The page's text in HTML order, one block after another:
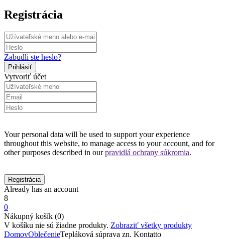
Registrácia
Zabudli ste heslo?
Vytvoriť účet
Your personal data will be used to support your experience
throughout this website, to manage access to your account, and for
other purposes described in ourpravidlá ochrany súkromia.
Already has an account
8
0
Nákupný košík (0)
V košíku nie sú žiadne produkty. Zobraziť všetky produkty
DomovOblečenieTepláková súprava zn. Kontatto